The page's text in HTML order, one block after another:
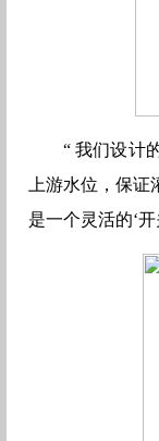
“ 我们设计
上游水位，保
是一个灵活的‘